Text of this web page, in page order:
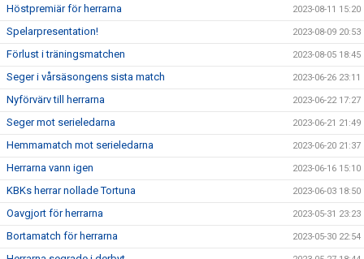
Höstpremiär för herrarna 2023-08-11 15:20
Spelarpresentation! 2023-08-09 20:53
Förlust i träningsmatchen 2023-08-05 18:45
Seger i vårsäsongens sista match 2023-06-26 23:11
Nyförvärv till herrarna 2023-06-22 17:27
Seger mot serieledarna 2023-06-21 21:49
Hemmamatch mot serieledarna 2023-06-20 21:37
Herrarna vann igen 2023-06-16 15:10
KBKs herrar nollade Tortuna 2023-06-03 18:50
Oavgjort för herrarna 2023-05-31 23:23
Bortamatch för herrarna 2023-05-30 22:54